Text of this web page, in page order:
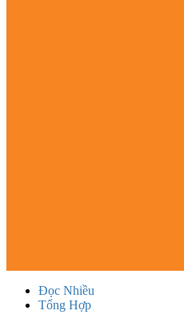
Đọc Nhiều
Tổng Hợp